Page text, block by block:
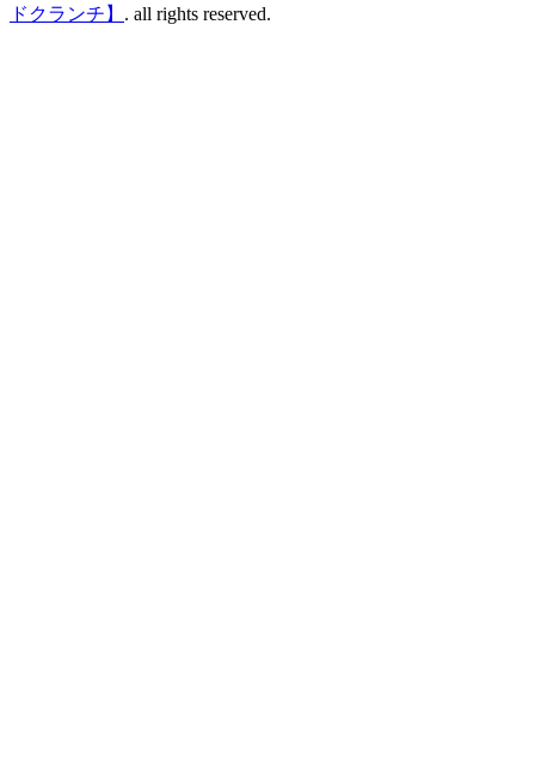
ドクランチ】 . all rights reserved.